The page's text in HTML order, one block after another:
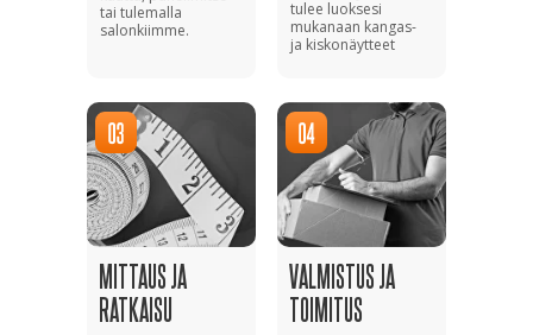
tai tulemalla
salonkiimme.
VALMISTUS JA
TOIMITUS
tulee luoksesi
mukanaan kangas-
ja kiskonäytteet
MITTAUS JA
RATKAISU